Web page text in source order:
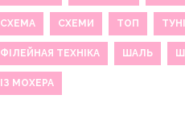
СХЕМА СХЕМИ ТОП
ФІЛЕЙНАЯ ТЕХНІКА ШАЛЬ
ІЗ МОХЕРА